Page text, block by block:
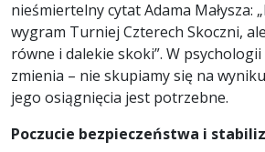
nieśmiertelny cytat Adama Małysza:
wygram Turniej Czterech Skoczni,
równe i dalekie skoki”. W
zmienia – nie skupiamy się na
jego osiągnięcia jest potrzebne.
Poczucie bezpieczeństwa i